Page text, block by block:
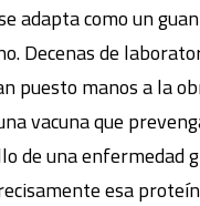
adapta como un
Decenas de
puesto manos a la
vacuna que
de una enfermedad
esa